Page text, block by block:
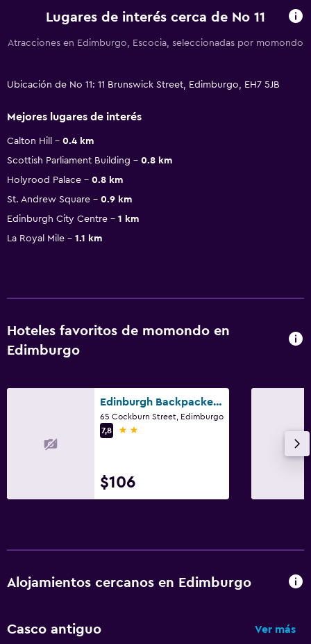
Lugares de interés cerca de No 11
Atracciones en Edimburgo, Escocia, seleccionadas por momondo
Ubicación de No 11: 11 Brunswick Street, Edimburgo, EH7 5JB
Mejores lugares de interés
Calton Hill
0.4 km
Scottish Parliament Building
0.8 km
Holyrood Palace
0.8 km
St. Andrew Square
0.9 km
Edinburgh City Centre
1 km
La Royal Mile
1.1 km
Hoteles favoritos de momondo en
Edimburgo
Edinburgh Backpackers Hostel
65 Cockburn Street, Edimburgo
7,8
2 estrellas
$106
Alojamientos cercanos en Edimburgo
Casco antiguo Ver más